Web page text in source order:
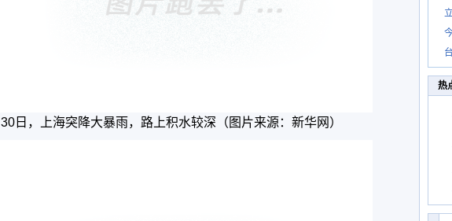
30日，上海突降大暴雨，路上积水较深（图片来源：新华网）
热